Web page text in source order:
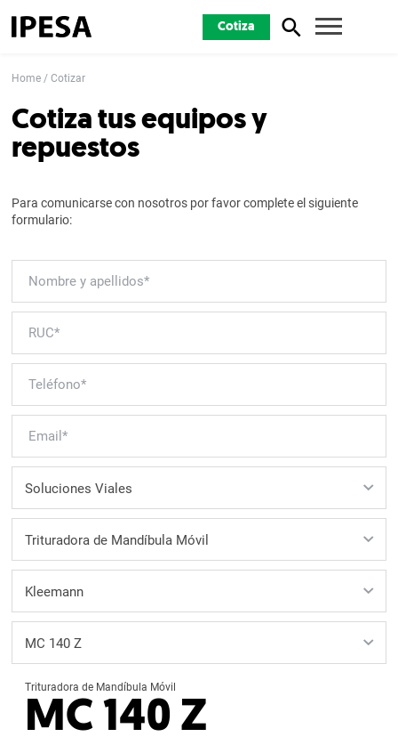
Cotiza
Home Cotizar
Cotiza tus equipos y
repuestos
Para comunicarse con nosotros por favor complete el siguiente
formulario:
Trituradora de Mandíbula Móvil
MC 140 Z